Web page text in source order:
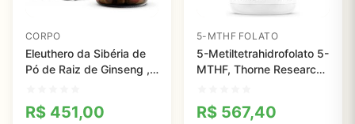
CORPO
Eleuthero da Sibéria de
Pó de Raiz de Ginseng ,
Fabricado na Alemanha
R$ 451,00
5-MTHF FOLATO
5-Metiltetrahidrofolato 5-
MTHF, Thorne Research,
R$ 567,40